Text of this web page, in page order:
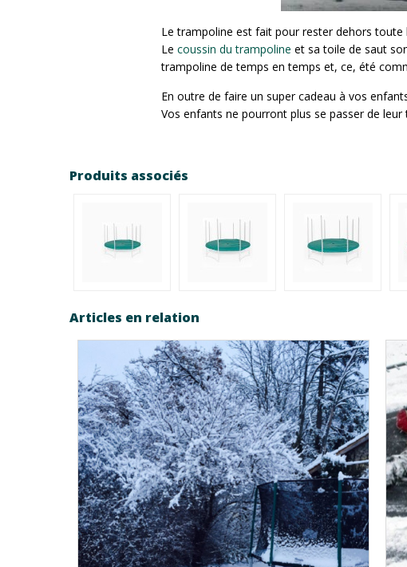
Le trampoline est fait pour rester dehors toute
Le coussin du trampoline et sa toile de saut
trampoline de temps en temps et, ce, été
En outre de faire un super cadeau à vos
Vos enfants ne pourront plus se passer de leur
Produits associés
Articles en relation